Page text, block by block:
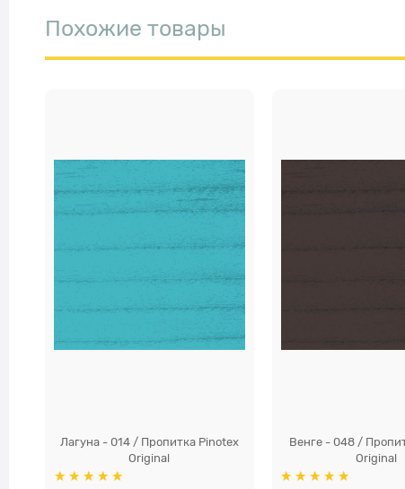
Похожие товары
Лагуна - 014 / Пропитка Pinotex
Original
Венге - 048 /
Original